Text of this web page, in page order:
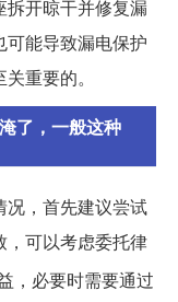
拆开晾干并修复漏
能导致漏电保护
重要的。
了，一般这种
况，首先建议尝试
，可以考虑委托律
，必要时需要通过